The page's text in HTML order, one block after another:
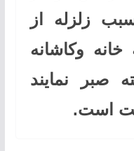
زلزله از
وکاشانه
صبر نمایند
است.